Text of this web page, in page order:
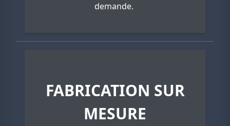
demande.
FABRICATION SUR
MESURE